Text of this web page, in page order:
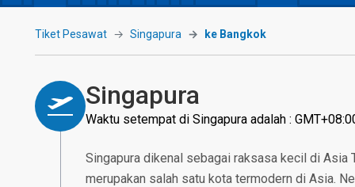
Tiket Pesawat Singapura ke Bangkok
Singapura
Waktu setempat di Singapura adalah :
Singapura dikenal sebagai raksasa kecil di Asia
merupakan salah satu kota termodern di Asia.